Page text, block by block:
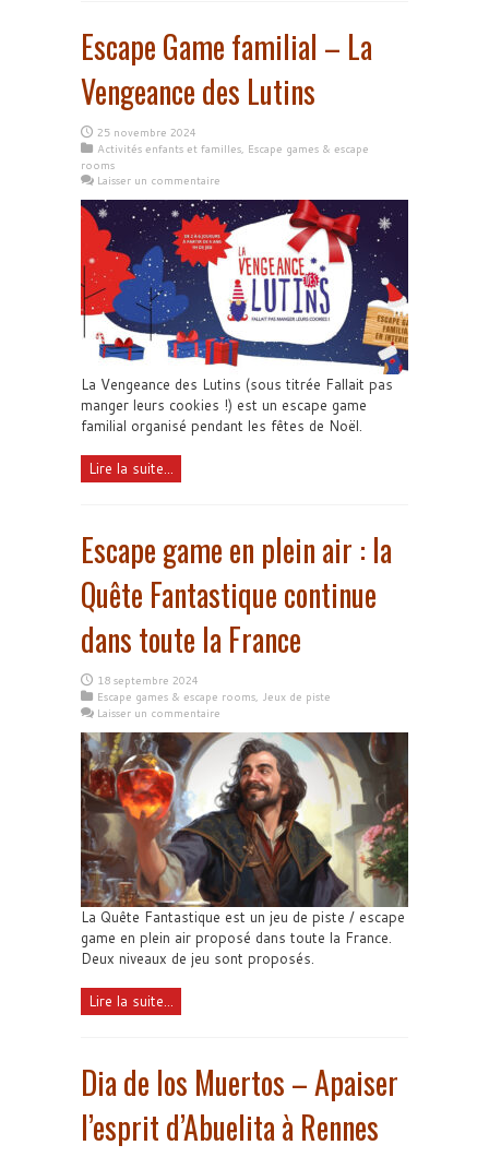
Escape Game familial – La
Vengeance des Lutins
25 novembre 2024
Activités enfants et familles, Escape games & escape
rooms
Laisser un commentaire
La Vengeance des Lutins (sous titrée Fallait pas
manger leurs cookies !) est un escape game
familial organisé pendant les fêtes de Noël.
Lire la suite...
Escape game en plein air : la
Quête Fantastique continue
dans toute la France
18 septembre 2024
Escape games & escape rooms, Jeux de piste
Laisser un commentaire
La Quête Fantastique est un jeu de piste / escape
game en plein air proposé dans toute la France.
Deux niveaux de jeu sont proposés.
Lire la suite...
Dia de los Muertos – Apaiser
l’esprit d’Abuelita à Rennes